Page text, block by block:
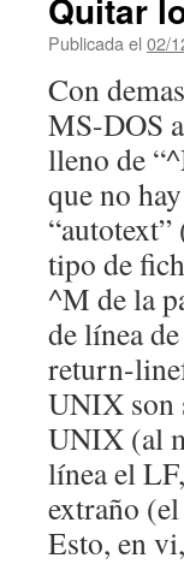
Quitar
Publicada el 02/
Con
MS-DOS
lleno de
que no
tipo de
^M de la
de línea
return-
UNIX son
UNIX (al
línea el
extraño
Esto, en